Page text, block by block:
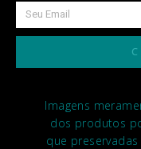
Imagens
dos produtos
que